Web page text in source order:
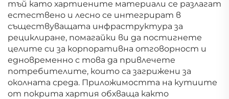
тъй като хартиените материали се разлагат
естествено и лесно се интегрират в
съществуващата инфраструктура за
рециклиране, помагайки ви да постигнете
целите си за корпоративна отговорност и
едновременно с това да привлечете
потребителите, които са загрижени за
околната среда. Приложимостта на кутиите
от покрита хартия обхваща както